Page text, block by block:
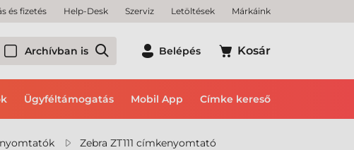
és fizetés Help-Desk Szerviz Letöltések Márkáink
Archívban is Belépés Kosár
Ügyféltámogatás Mobil App Címke kereső
Zebra ZT111 címkenyomtató